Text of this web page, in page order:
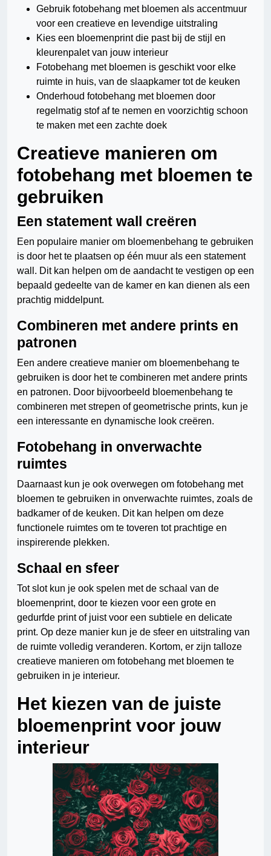
Gebruik fotobehang met bloemen als accentmuur
voor een creatieve en levendige uitstraling
Kies een bloemenprint die past bij de stijl en
kleurenpalet van jouw interieur
Fotobehang met bloemen is geschikt voor elke
ruimte in huis, van de slaapkamer tot de keuken
Onderhoud fotobehang met bloemen door
regelmatig stof af te nemen en voorzichtig schoon
te maken met een zachte doek
Creatieve manieren om
fotobehang met bloemen te
gebruiken
Een statement wall creëren
Een populaire manier om bloemenbehang te gebruiken
is door het te plaatsen op één muur als een statement
wall. Dit kan helpen om de aandacht te vestigen op een
bepaald gedeelte van de kamer en kan dienen als een
prachtig middelpunt.
Combineren met andere prints en
patronen
Een andere creatieve manier om bloemenbehang te
gebruiken is door het te combineren met andere prints
en patronen. Door bijvoorbeeld bloemenbehang te
combineren met strepen of geometrische prints, kun je
een interessante en dynamische look creëren.
Fotobehang in onverwachte
ruimtes
Daarnaast kun je ook overwegen om fotobehang met
bloemen te gebruiken in onverwachte ruimtes, zoals de
badkamer of de keuken. Dit kan helpen om deze
functionele ruimtes om te toveren tot prachtige en
inspirerende plekken.
Schaal en sfeer
Tot slot kun je ook spelen met de schaal van de
bloemenprint, door te kiezen voor een grote en
gedurfde print of juist voor een subtiele en delicate
print. Op deze manier kun je de sfeer en uitstraling van
de ruimte volledig veranderen. Kortom, er zijn talloze
creatieve manieren om fotobehang met bloemen te
gebruiken in je interieur.
Het kiezen van de juiste
bloemenprint voor jouw
interieur